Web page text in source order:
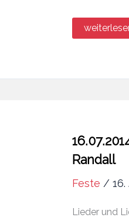
03.-
Chorfahrt
Randall
Feste / 16.
Lieder und